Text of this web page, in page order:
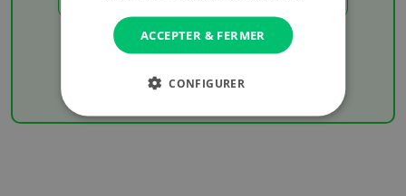
Chaque week-end retrouvez les derniers
résultats de votre équipe favorite
ACCEPTER & FERMER
CONFIGURER